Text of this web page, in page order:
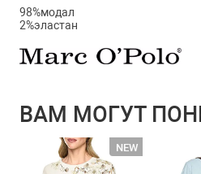
98%модал
2%эластан
ВАМ МОГУТ